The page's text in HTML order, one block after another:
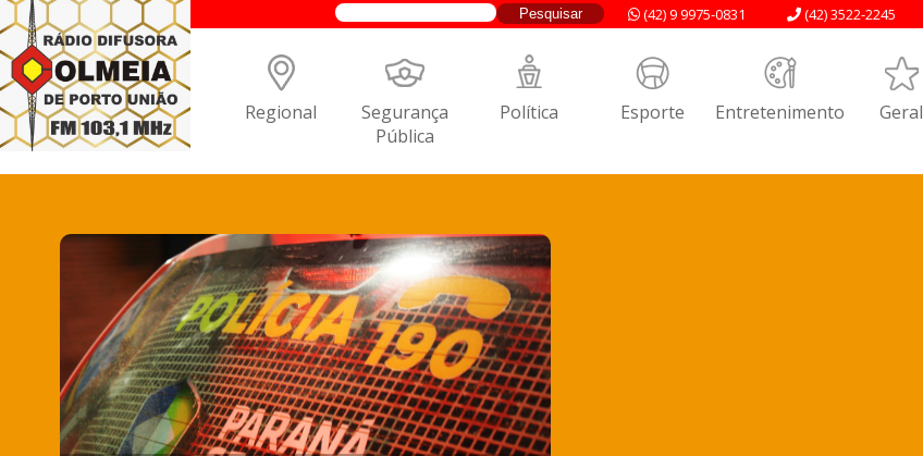
(42) 3522-2245
(42) 9 9975-0831
Regional Segurança
Pública
Política Esporte Entretenimento Geral